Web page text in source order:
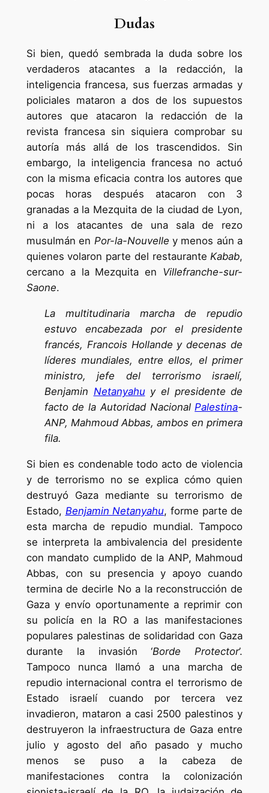
Dudas
Si bien, quedó sembrada la duda sobre los
verdaderos atacantes a la redacción, la
inteligencia francesa, sus fuerzas armadas y
policiales mataron a dos de los supuestos
autores que atacaron la redacción de la
revista francesa sin siquiera comprobar su
autoría más allá de los trascendidos. Sin
embargo, la inteligencia francesa no actuó
con la misma eficacia contra los autores que
pocas horas después atacaron con 3
granadas a la Mezquita de la ciudad de Lyon,
ni a los atacantes de una sala de rezo
musulmán en Por-la-Nouvelle y menos aún a
quienes volaron parte del restauranteKabab,
cercano a la Mezquita en Villefranche-sur-
Saone.
La multitudinaria marcha de repudio
estuvo encabezada por el presidente
francés, Francois Hollande y decenas de
líderes mundiales, entre ellos, el primer
ministro, jefe del terrorismo israelí,
Benjamin Netanyahuy el presidente de
facto de la Autoridad NacionalPalestina-
ANP, Mahmoud Abbas, ambos en primera
fila.
Si bien es condenable todo acto de violencia
y de terrorismo no se explica cómo quien
destruyó Gaza mediante su terrorismo de
Estado, Benjamin Netanyahu, forme parte de
esta marcha de repudio mundial. Tampoco
se interpreta la ambivalencia del presidente
con mandato cumplido de la ANP, Mahmoud
Abbas, con su presencia y apoyo cuando
termina de decirle No a la reconstrucción de
Gaza y envío oportunamente a reprimir con
su policía en la RO a las manifestaciones
populares palestinas de solidaridad con Gaza
durante la invasión ‘Borde Protector’.
Tampoco nunca llamó a una marcha de
repudio internacional contra el terrorismo de
Estado israelí cuando por tercera vez
invadieron, mataron a casi 2500 palestinos y
destruyeron la infraestructura de Gaza entre
julio y agosto del año pasado y mucho
menos se puso a la cabeza de
manifestaciones contra la colonización